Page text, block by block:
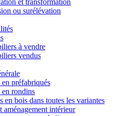
et transformation
ou surélévation
à vendre
vendus
préfabriqués
rondins
en bois dans toutes les variantes
aménagement intérieur